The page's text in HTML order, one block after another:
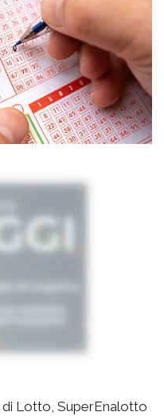
Lotto, SuperEnalotto